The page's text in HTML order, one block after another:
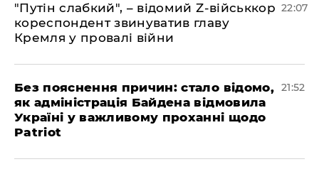
"Путін слабкий", – відомий Z-військкор
кореспондент звинуватив главу
Кремля у провалі війни
22:07
​Без пояснення причин: стало відомо,
як адміністрація Байдена відмовила
Україні у важливому проханні щодо
Patriot
21:52